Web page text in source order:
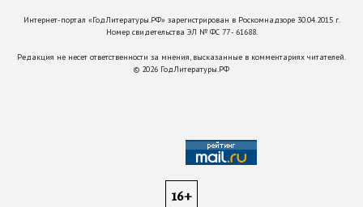
Интернет-портал «ГодЛитературы.РФ» зарегистрирован в Роскомнадзоре 30.04.2015 г.
Номер свидетельства ЭЛ № ФС 77 - 61688.
Редакция не несет ответственности за мнения, высказанные в комментариях читателей.
© 2026 ГодЛитературы.РФ
16+